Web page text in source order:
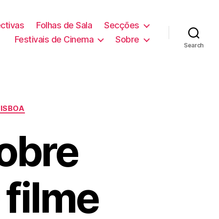
Folhas de Sala
Secções
Festivais de Cinema
Sobre
Search
filme